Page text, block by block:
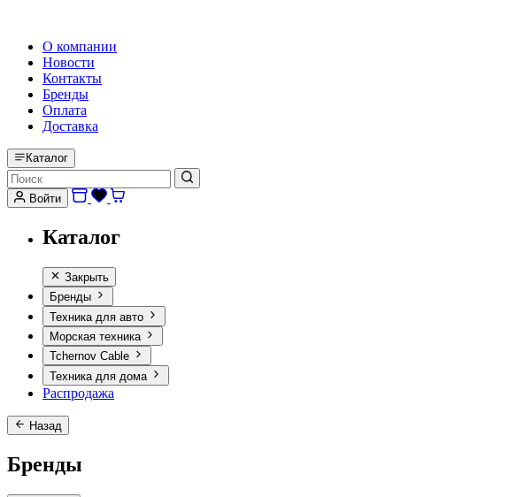
О компании
Новости
Контакты
Бренды
Оплата
Доставка
Каталог
Войти
Каталог
Закрыть
Бренды
Техника для авто
Морская техника
Tchernov Cable
Техника для дома
Распродажа
Назад
Бренды